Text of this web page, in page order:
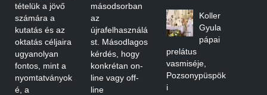
tételük a jövő
számára a
kutatás és az
oktatás céljaira
ugyanolyan
fontos, mint a
nyomtatványok
é, a
másodsorban
az
újrafelhasználá
st. Másodlagos
kérdés, hogy
konkrétan on-
line vagy off-
line
Koller
Gyula
pápai
prelátus
vasmiséje,
Pozsonypüspök
i